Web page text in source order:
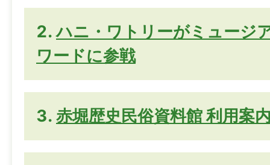
ハニ・ワトリーがミュージ
ワードに参戦
赤堀歴史民俗資料館 利用案